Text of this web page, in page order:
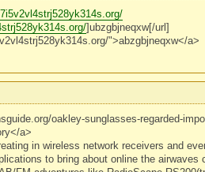
]ubzgbjneqxw[/url]
">abzgbjneqxw</a>
oakley-sunglasses-regarded-
a>
in wireless network receivers and
to bring about online the